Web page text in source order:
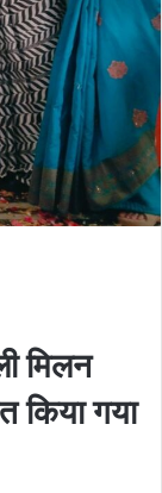
मिलन
किया गया